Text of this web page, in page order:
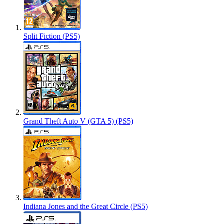
Split Fiction (PS5)
Grand Theft Auto V (GTA 5) (PS5)
Indiana Jones and the Great Circle (PS5)